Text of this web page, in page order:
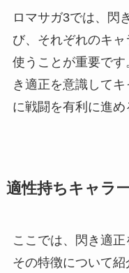
ロマサガ3では、閃
び、それぞれのキ
使うことが重要で
き適正を意識して
に戦闘を有利に進め
適性持ちキャラ
ここでは、閃き適
その特徴について